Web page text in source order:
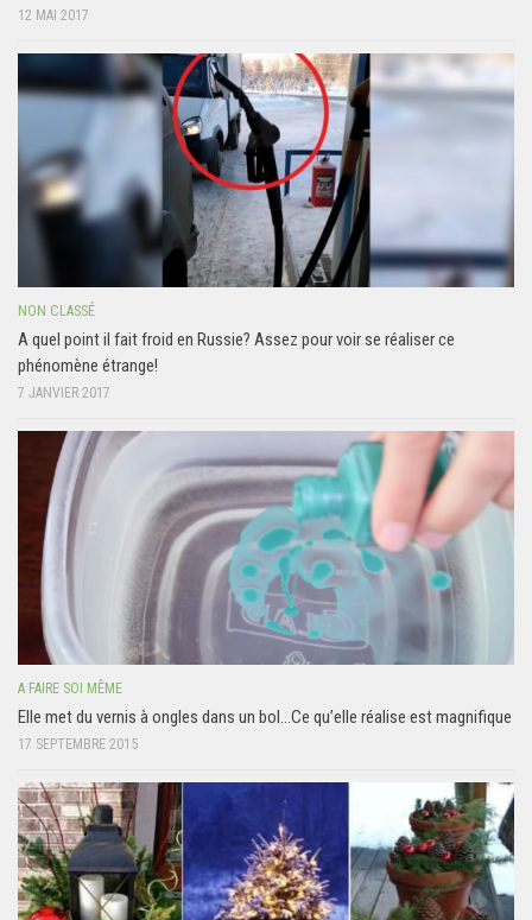
12 MAI 2017
NON CLASSÉ
A quel point il fait froid en Russie? Assez pour voir se réaliser ce
phénomène étrange!
7 JANVIER 2017
A FAIRE SOI MÊME
Elle met du vernis à ongles dans un bol…Ce qu’elle réalise est magnifique
17 SEPTEMBRE 2015